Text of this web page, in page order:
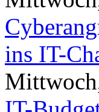
ins IT-